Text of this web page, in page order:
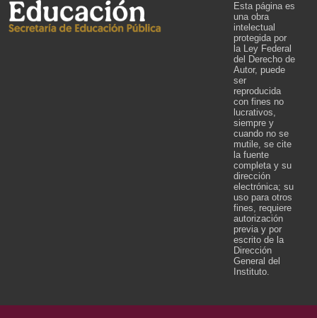
Esta página es
una obra
intelectual
protegida por
la Ley Federal
del Derecho de
Autor, puede
ser
reproducida
con fines no
lucrativos,
siempre y
cuando no se
mutile, se cite
la fuente
completa y su
dirección
electrónica; su
uso para otros
fines, requiere
autorización
previa y por
escrito de la
Dirección
General del
Instituto.